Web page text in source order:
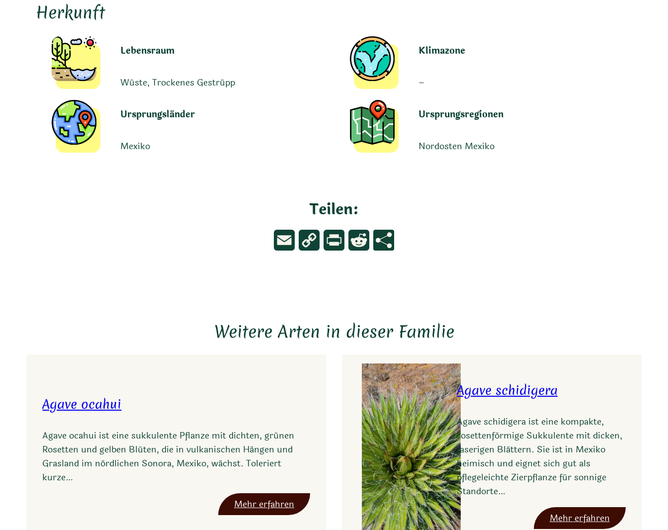
Herkunft
Lebensraum
Wüste, Trockenes Gestrüpp
Klimazone
–
Ursprungsländer
Mexiko
Ursprungsregionen
Nordosten Mexiko
Teilen:
Email
Copy
Print Reddit
Weitere Arten in dieser Familie
Agave ocahui
Agave ocahui ist eine sukkulente Pflanze mit dichten, grünen
Rosetten und gelben Blüten, die in vulkanischen Hängen und
Grasland im nördlichen Sonora, Mexiko, wächst. Toleriert
kurze…
Mehr erfahren
A
Agave schidigera
Agave schidigera ist eine kompakte,
rosettenförmige Sukkulente mit dicken,
faserigen Blättern. Sie ist in Mexiko
heimisch und eignet sich gut als
pflegeleichte Zierpflanze für sonnige
Standorte…
Mehr erfahren: